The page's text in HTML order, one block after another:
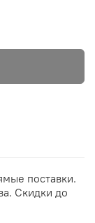
поставки.
Скидки до